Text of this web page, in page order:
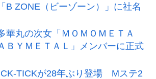
B ZONE（ビーゾーン）」に社名
華丸の次女「ＭＯＭＯＭＥＴＡ
ＢＹＭＥＴＡＬ」メンバーに正式
TICKが28年ぶり登場 Mステ2